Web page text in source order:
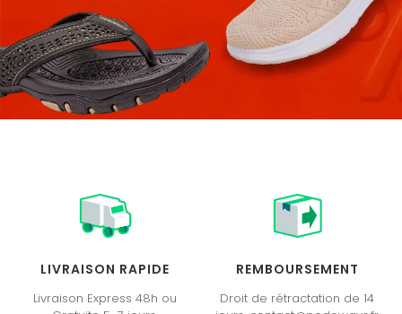
LIVRAISON RAPIDE
Livraison Express 48h ou
REMBOURSEMENT
Droit de rétractation de 14